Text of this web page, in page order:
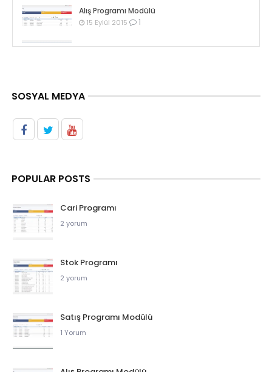
Alış Programı Modülü
15 Eylül 2015 1
SOSYAL MEDYA
POPULAR POSTS
Cari Programı
2 yorum
Stok Programı
2 yorum
Satış Programı Modülü
1 Yorum